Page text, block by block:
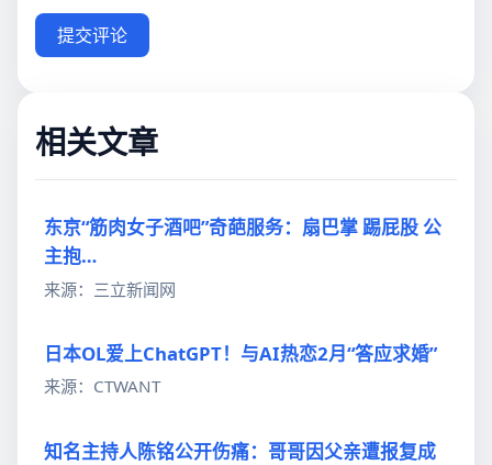
提交评论
相关文章
东京“筋肉女子酒吧”奇葩服务：扇巴掌 踢屁股 公
主抱…
来源：三立新闻网
日本OL爱上ChatGPT！与AI热恋2月“答应求婚”
来源：CTWANT
知名主持人陈铭公开伤痛：哥哥因父亲遭报复成